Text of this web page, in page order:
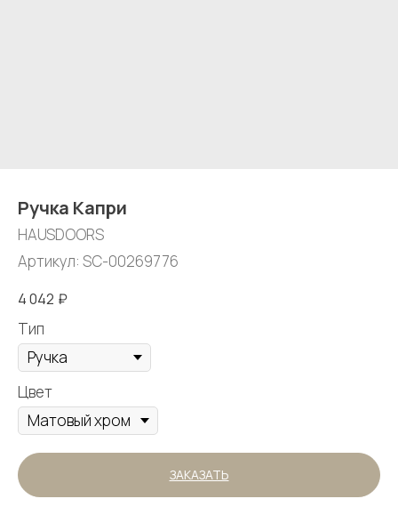
Ручка Капри
HAUSDOORS
Артикул: SC-00269776
4 042 ₽
Тип
Цвет
ЗАКАЗАТЬ